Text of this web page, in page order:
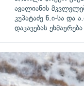
ავალიანის
კუპატაძე ნ.ი-სა და
დაკავებას ეხმაურება